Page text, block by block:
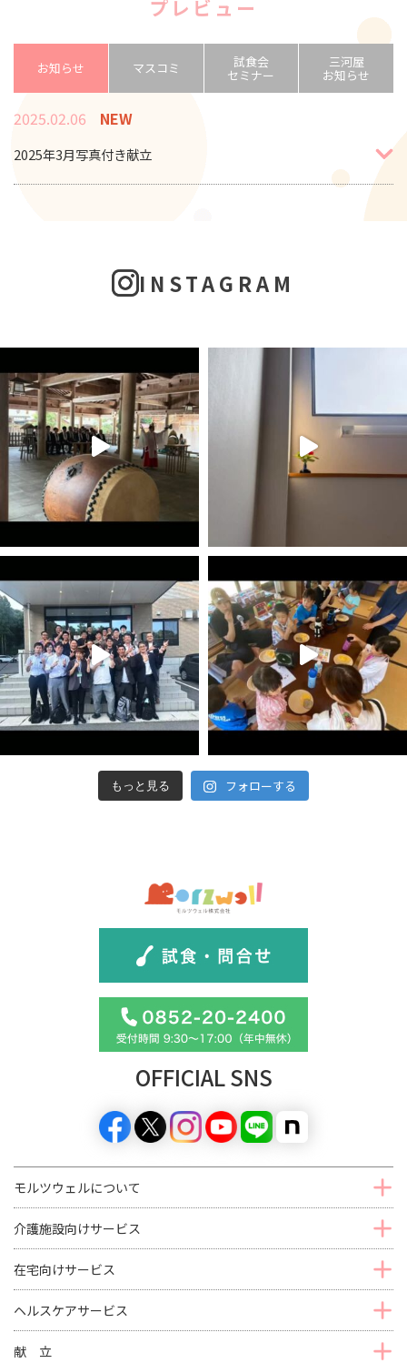
プレビュー
お知らせ マスコミ 試食会
セミナー
三河屋
お知らせ
2025.02.06 NEW
2025年3月写真付き献立
INSTAGRAM
もっと見る フォローする
OFFICIAL SNS
モルツウェルについて
介護施設向けサービス
在宅向けサービス
ヘルスケアサービス
献 立